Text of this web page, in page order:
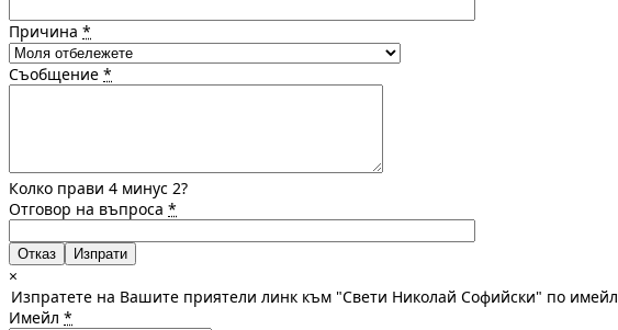
Причина *
Съобщение *
Колко прави 4 минус 2?
Отговор на въпроса *
Отказ
×
Изпратете на Вашите приятели линк към "Свети Николай Софийски" по имейл
Имейл *